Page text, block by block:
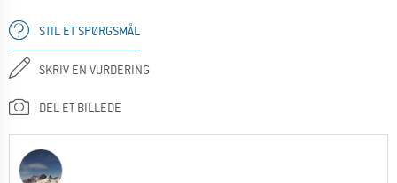
STIL ET SPØRGSMÅL
SKRIV EN VURDERING
DEL ET BILLEDE